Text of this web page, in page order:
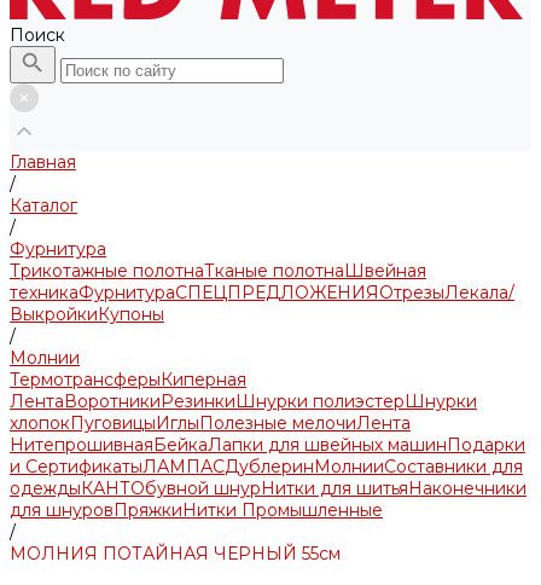
Поиск
Главная
/
Каталог
/
Фурнитура
Трикотажные полотнаТканые полотнаШвейная
техникаФурнитураСПЕЦПРЕДЛОЖЕНИЯОтрезыЛекала/
ВыкройкиКупоны
/
Молнии
ТермотрансферыКиперная
ЛентаВоротникиРезинкиШнурки полиэстерШнурки
хлопокПуговицыИглыПолезные мелочиЛента
НитепрошивнаяБейкаЛапки для швейных машинПодарки
и СертификатыЛАМПАСДублеринМолнииСоставники для
одеждыКАНТОбувной шнурНитки для шитьяНаконечники
для шнуровПряжкиНитки Промышленные
/
МОЛНИЯ ПОТАЙНАЯ ЧЕРНЫЙ 55см